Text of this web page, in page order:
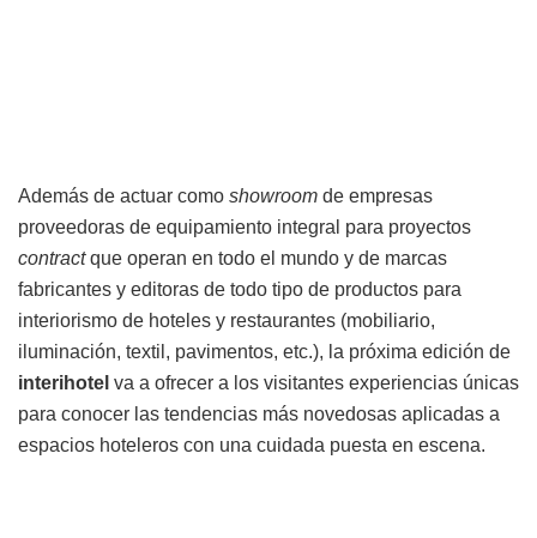
Además de actuar como showroom de empresas
proveedoras de equipamiento integral para proyectos
contractque operan en todo el mundo y de marcas
fabricantes y editoras de todo tipo de productos para
interiorismo de hoteles y restaurantes (mobiliario,
iluminación, textil, pavimentos, etc.), la próxima edición de
interihotel va a ofrecer a los visitantes experiencias únicas
para conocer las tendencias más novedosas aplicadas a
espacios hoteleros con una cuidada puesta en escena.